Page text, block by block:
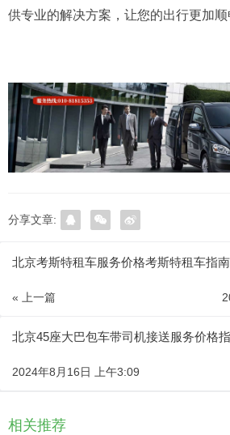
供专业的解决方案，让您的出行更加顺
分享文章:
北京考斯特租车服务价格考斯特租车指南
« 上一篇
北京45座大巴包车带司机接送服务价格
2024年8月16日 上午3:09
相关推荐